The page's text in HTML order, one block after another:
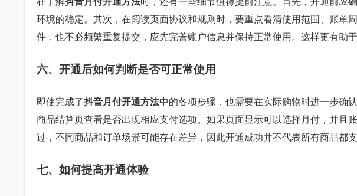
环境的稳定。其次，在阅读页面协议和规则时，要重点看清使用范围、账单
件，也不必频繁重复提交，应先完善账户信息并保持正常使用。这样更有助
六、开通后如何判断是否可正常使用
即使完成了抖音月付开通方法中的各项步骤，也需要在实际购物时进一步确
商品结算页查看是否出现相应支付选项。如果页面显示可以选择月付，并且
过，不同商品和订单场景可能存在差异，因此开通成功并不代表所有商品都
七、如何提高开通体验